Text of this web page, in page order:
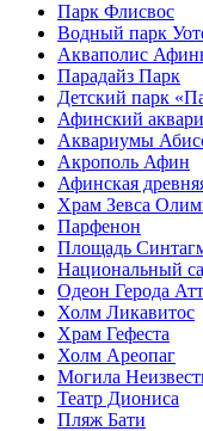
Парк Флисвос
Водный парк
Акваполис
Парадайз Парк
Детский парк
Афинский
Аквариумы
Акрополь Афин
Афинская
Храм Зевса
Парфенон
Площадь
Национальный
Одеон Герода
Холм Ликавитос
Храм Гефеста
Холм Ареопаг
Могила
Театр Диониса
Пляж Бати